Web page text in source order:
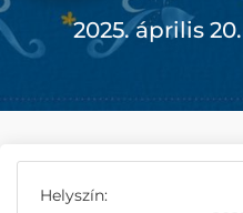
2025. április
Helyszín: